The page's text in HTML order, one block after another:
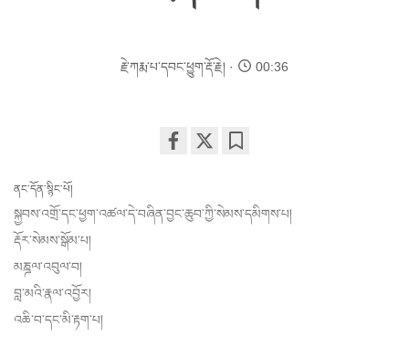
རྗེ་ཀརྨ་པ་དབང་ཕྱུག་རྡོ་རྗེ། 00:36
facebook
ནང་དོན་སྙིང་པོ།
སྐྱབས་འགྲོ་དང་ཕྱག་འཚལ་དེ་བཞིན་བྱང་ཆུབ་ཀྱི་སེམས་དམིགས་པ།
རྡོར་སེམས་སྒོམ་པ།
མཎྜལ་འབུལ་བ།
བླ་མའི་རྣལ་འབྱོར།
འཆི་བ་དང་མི་རྟག་པ།